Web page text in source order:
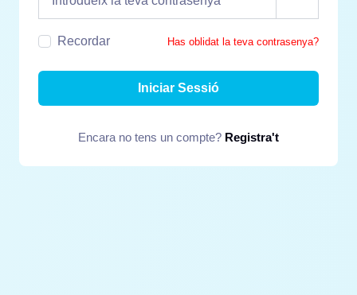
Recordar Has oblidat la teva contrasenya?
Iniciar Sessió
Encara no tens un compte? Registra't